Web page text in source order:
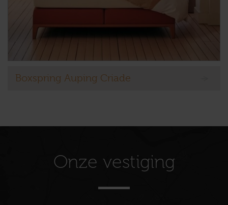
Boxspring Auping Criade
Onze vestiging